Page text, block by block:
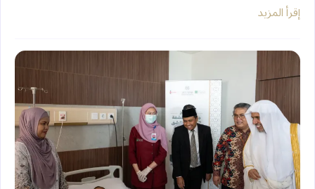
إقرأ المزيد